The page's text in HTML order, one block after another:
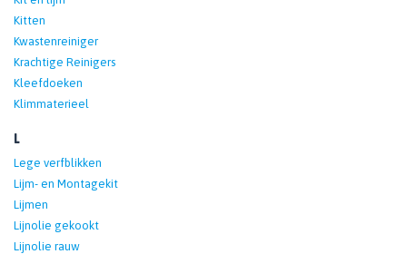
Kitten
Kwastenreiniger
Krachtige Reinigers
Kleefdoeken
Klimmaterieel
L
Lege verfblikken
Lijm- en Montagekit
Lijmen
Lijnolie gekookt
Lijnolie rauw